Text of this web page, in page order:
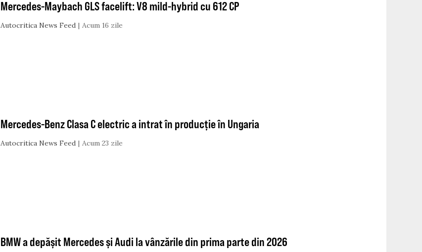
Mercedes-Maybach GLS facelift: V8 mild-hybrid cu 612 CP
Autocritica News Feed Acum 16 zile
Mercedes-Benz Clasa C electric a intrat în producție în Ungaria
Autocritica News Feed Acum 23 zile
BMW a depășit Mercedes și Audi la vânzările din prima parte din 2026